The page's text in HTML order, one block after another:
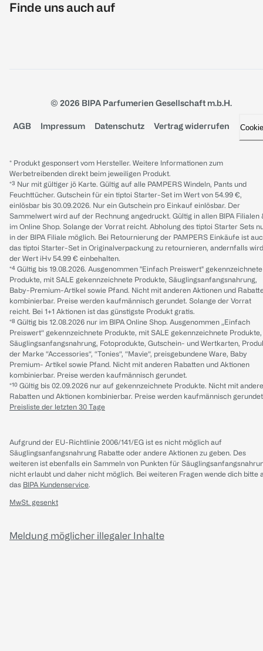
Finde uns auch auf
© 2026 BIPA Parfumerien Gesellschaft m.b.H.
AGB Impressum Datenschutz Vertrag widerrufen
* Produkt gesponsert vom Hersteller. Weitere Informationen zum
Werbetreibenden direkt beim jeweiligen Produkt.
*³ Nur mit gültiger jö Karte. Gültig auf alle PAMPERS Windeln, Pants und
Feuchttücher. Gutschein für ein tiptoi Starter-Set im Wert von 54.99 €,
einlösbar bis 30.09.2026. Nur ein Gutschein pro Einkauf einlösbar. Der
Sammelwert wird auf der Rechnung angedruckt. Gültig in allen BIPA Filialen
im Online Shop. Solange der Vorrat reicht. Abholung des tiptoi Starter Sets
in der BIPA Filiale möglich. Bei Retournierung der PAMPERS Einkäufe ist
das tiptoi Starter-Set in Originalverpackung zu retournieren, andernfalls wird
der Wert iHv 54.99 € einbehalten.
*⁴ Gültig bis 19.08.2026. Ausgenommen "Einfach Preiswert" gekennzeichnete
Produkte, mit SALE gekennzeichnete Produkte, Säuglingsanfangsnahrung,
Baby-Premium-Artikel sowie Pfand. Nicht mit anderen Aktionen und
kombinierbar. Preise werden kaufmännisch gerundet. Solange der Vorrat
reicht. Bei 1+1 Aktionen ist das günstigste Produkt gratis.
*⁸ Gültig bis 12.08.2026 nur im BIPA Online Shop. Ausgenommen „Einfach
Preiswert“ gekennzeichnete Produkte, mit SALE gekennzeichnete Produkte,
Säuglingsanfangsnahrung, Fotoprodukte, Gutschein- und Wertkarten,
der Marke “Accessories“, “Tonies“, “Mavie“, preisgebundene Ware, Baby
Premium- Artikel sowie Pfand. Nicht mit anderen Rabatten und Aktionen
kombinierbar. Preise werden kaufmännisch gerundet.
*¹⁰ Gültig bis 02.09.2026 nur auf gekennzeichnete Produkte. Nicht mit
Rabatten und Aktionen kombinierbar. Preise werden kaufmännisch
Preisliste der letzten 30 Tage
Aufgrund der EU-Richtlinie 2006/141/EG ist es nicht möglich auf
Säuglingsanfangsnahrung Rabatte oder andere Aktionen zu geben. Des
weiteren ist ebenfalls ein Sammeln von Punkten für
nicht erlaubt und daher nicht möglich. Bei weiteren Fragen wende dich bitte
das BIPA Kundenservice.
MwSt. gesenkt
Meldung möglicher illegaler Inhalte